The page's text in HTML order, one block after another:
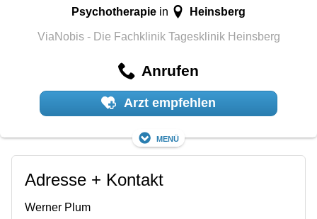
Psychotherapie in Heinsberg
ViaNobis - Die Fachklinik Tagesklinik Heinsberg
Anrufen
Arzt empfehlen
Menü
Adresse + Kontakt
Werner Plum